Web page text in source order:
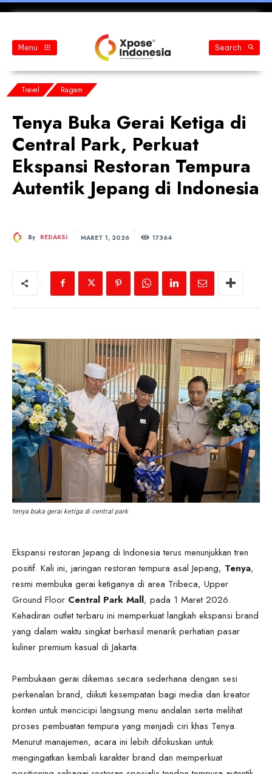
Menu Search
Travel Ragam
Tenya Buka Gerai Ketiga di
Central Park, Perkuat
Ekspansi Restoran Tempura
Autentik Jepang di Indonesia
By REDAKSI MARET 1, 2026 17364
tenya buka gerai ketiga di central park
Ekspansi restoran Jepang di Indonesia terus menunjukkan tren
positif. Kali ini, jaringan restoran tempura asal Jepang, Tenya,
resmi membuka gerai ketiganya di area Tribeca, Upper
Ground Floor Central Park Mall, pada 1 Maret 2026.
Kehadiran outlet terbaru ini memperkuat langkah ekspansi brand
yang dalam waktu singkat berhasil menarik perhatian pasar
kuliner premium kasual di Jakarta.
Pembukaan gerai dikemas secara sederhana dengan sesi
perkenalan brand, diikuti kesempatan bagi media dan kreator
konten untuk mencicipi langsung menu andalan serta melihat
proses pembuatan tempura yang menjadi ciri khas Tenya.
Menurut manajemen, acara ini lebih difokuskan untuk
mengingatkan kembali karakter brand dan memperkuat